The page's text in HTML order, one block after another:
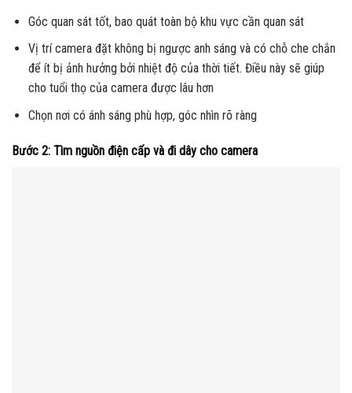
Góc quan sát tốt, bao quát toàn bộ khu vực cần quan sát
Vị trí camera đặt không bị ngược anh sáng và có chỗ che chắn
để ít bị ảnh hưởng bởi nhiệt độ của thời tiết. Điều này sẽ giúp
cho tuổi thọ của camera được lâu hơn
Chọn nơi có ánh sáng phù hợp, góc nhìn rõ ràng
Bước 2: Tìm nguồn điện cấp và đi dây cho camera